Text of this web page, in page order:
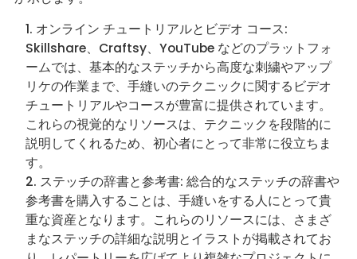
オンライン チュートリアルとビデオ コース:
Skillshare、Craftsy、YouTube などのプラットフォ
ームでは、基本的なステッチから高度な刺繍やアップ
リケの作業まで、手縫いのテクニックに関するビデオ
チュートリアルやコースが豊富に提供されています。
これらの視覚的なリソースは、テクニックを段階的に
説明してくれるため、初心者にとって非常に役立ちま
す。
ステッチの辞書と参考書: 総合的なステッチの辞書や
参考書を購入することは、手縫いをする人にとって貴
重な資産となります。これらのリソースには、さまざ
まなステッチの詳細な説明とイラストが掲載されてお